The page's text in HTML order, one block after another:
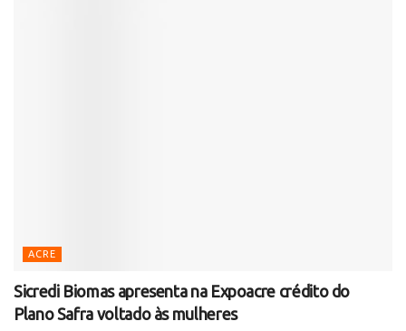
ACRE
Sicredi Biomas apresenta na Expoacre crédito do
Plano Safra voltado às mulheres